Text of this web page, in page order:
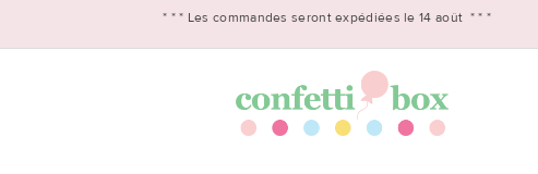
* * * Les commandes seront expédiées le 14 août * * *